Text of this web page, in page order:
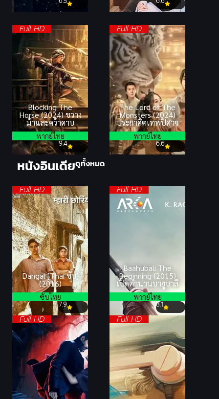
Full HD
Blocking The
Horse (2024) ขวาง
ม้าและคว้าดาบ
9.4
พากย์ไทย
Full HD
The Lord of The
Monsters (2024)
ประกาศิตเทพปีศาจ
6.6
พากย์ไทย
หนังอินเดียดูทั้งหมด
Full HD
Dangal [Thai ซับ]
(2016)
7.9
ซับไทย
Full HD
Baahubali The
Beginning (2015)
เปิดตำนานบาฮูบาลี
8.1
พากย์ไทย
Full HD Full HD